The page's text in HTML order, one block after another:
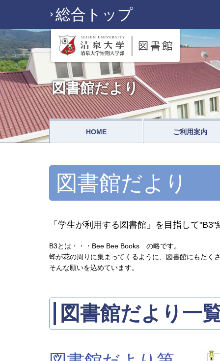
総合トップ
図書館だより
HOME ご利用案内
図書館だより
「学生が利用する図書館」を目指して"B3"
B3とは・・・Bee Bee Books の略です。
蜂が花の周りに集まってくるように、図書館にもたく
そんな願いを込めています。
図書館だより一